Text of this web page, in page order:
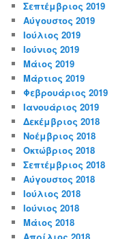
Σεπτέμβριος 2019
Αύγουστος 2019
Ιούλιος 2019
Ιούνιος 2019
Μάιος 2019
Μάρτιος 2019
Φεβρουάριος 2019
Ιανουάριος 2019
Δεκέμβριος 2018
Νοέμβριος 2018
Οκτώβριος 2018
Σεπτέμβριος 2018
Αύγουστος 2018
Ιούλιος 2018
Ιούνιος 2018
Μάιος 2018